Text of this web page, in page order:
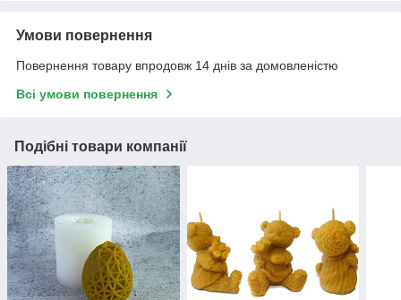
Умови повернення
Повернення товару впродовж 14 днів за домовленістю
Всі умови повернення
Подібні товари компанії